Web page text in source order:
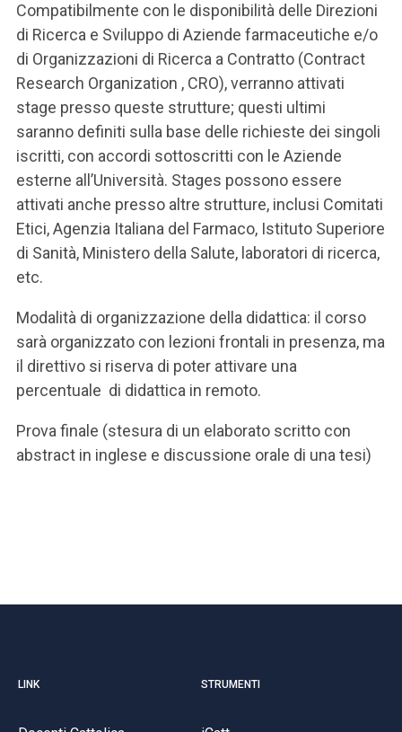
Compatibilmente con le disponibilità delle Direzioni
di Ricerca e Sviluppo di Aziende farmaceutiche e/o
di Organizzazioni di Ricerca a Contratto (Contract
Research Organization , CRO), verranno attivati
stage presso queste strutture; questi ultimi
saranno definiti sulla base delle richieste dei singoli
iscritti, con accordi sottoscritti con le Aziende
esterne all’Università. Stages possono essere
attivati anche presso altre strutture, inclusi Comitati
Etici, Agenzia Italiana del Farmaco, Istituto Superiore
di Sanità, Ministero della Salute, laboratori di ricerca,
etc.
Modalità di organizzazione della didattica: il corso
sarà organizzato con lezioni frontali in presenza, ma
il direttivo si riserva di poter attivare una
percentuale di didattica in remoto.
Prova finale (stesura di un elaborato scritto con
abstract in inglese e discussione orale di una tesi)
LINK STRUMENTI